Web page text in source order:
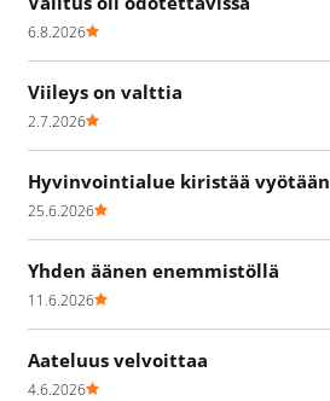
6.8.2026
Viileys on valttia
2.7.2026
Hyvinvointialue kiristää vyötään
25.6.2026
Yhden äänen enemmistöllä
11.6.2026
Aateluus velvoittaa
4.6.2026